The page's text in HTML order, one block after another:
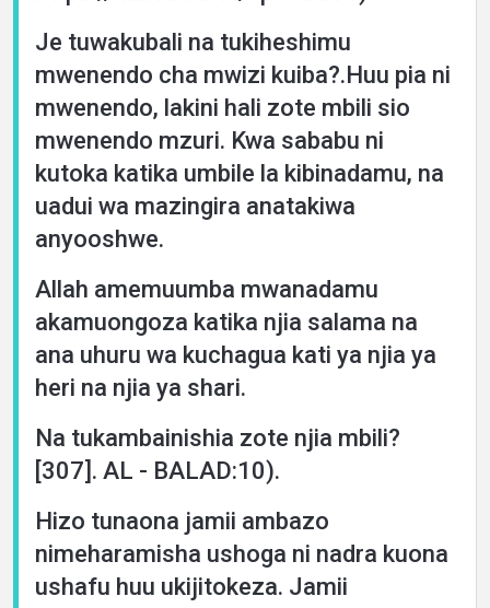
Je tuwakubali na tukiheshimu
mwenendo cha mwizi kuiba?.Huu pia ni
mwenendo, lakini hali zote mbili sio
mwenendo mzuri. Kwa sababu ni
kutoka katika umbile la kibinadamu, na
uadui wa mazingira anatakiwa
anyooshwe.
Allah amemuumba mwanadamu
akamuongoza katika njia salama na
ana uhuru wa kuchagua kati ya njia ya
heri na njia ya shari.
Na tukambainishia zote njia mbili?
[307]. AL - BALAD:10).
Hizo tunaona jamii ambazo
nimeharamisha ushoga ni nadra kuona
ushafu huu ukijitokeza. Jamii